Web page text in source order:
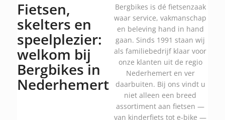
Fietsen,
skelters en
speelplezier:
welkom bij
Bergbikes in
Nederhemert
Bergbikes is dé fietsenzaak
waar service, vakmanschap
en beleving hand in hand
gaan. Sinds 1991 staan wij
als familiebedrijf klaar voor
onze klanten uit de regio
Nederhemert en ver
daarbuiten. Bij ons vindt u
niet alleen een breed
assortiment aan fietsen —
van kinderfiets tot e-bike —